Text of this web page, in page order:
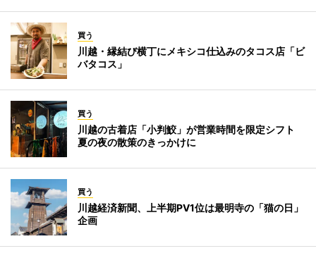
買う
川越・縁結び横丁にメキシコ仕込みのタコス店「ビ
バタコス」
買う
川越の古着店「小判鮫」が営業時間を限定シフト
夏の夜の散策のきっかけに
買う
川越経済新聞、上半期PV1位は最明寺の「猫の日」
企画